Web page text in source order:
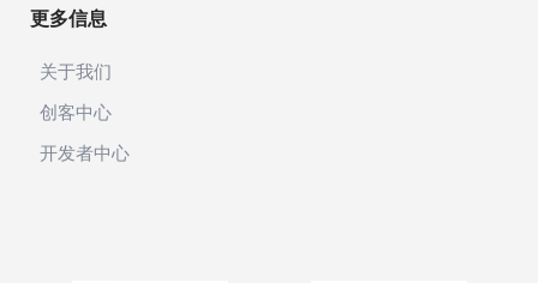
更多信息
关于我们
创客中心
开发者中心